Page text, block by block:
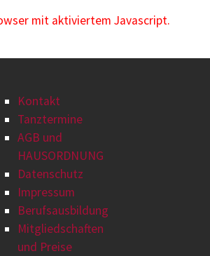
mit aktiviertem Javascript.
Kontakt
Tanztermine
AGB und
HAUSORDNUNG
Datenschutz
Impressum
Berufsausbildung
Mitgliedschaften
und Preise